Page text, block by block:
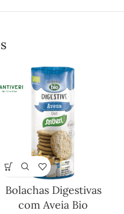
Bolachas Digestivas
com Aveia Bio